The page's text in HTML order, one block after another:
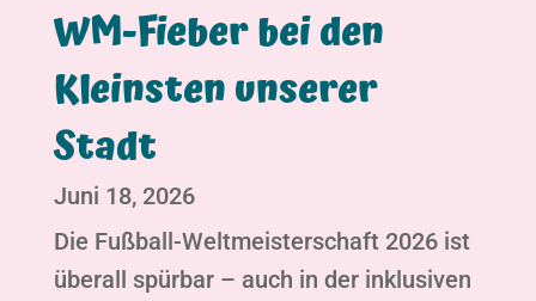
WM-Fieber bei den
Kleinsten unserer
Stadt
Juni 18, 2026
Die Fußball-Weltmeisterschaft 2026 ist
überall spürbar – auch in der inklusiven